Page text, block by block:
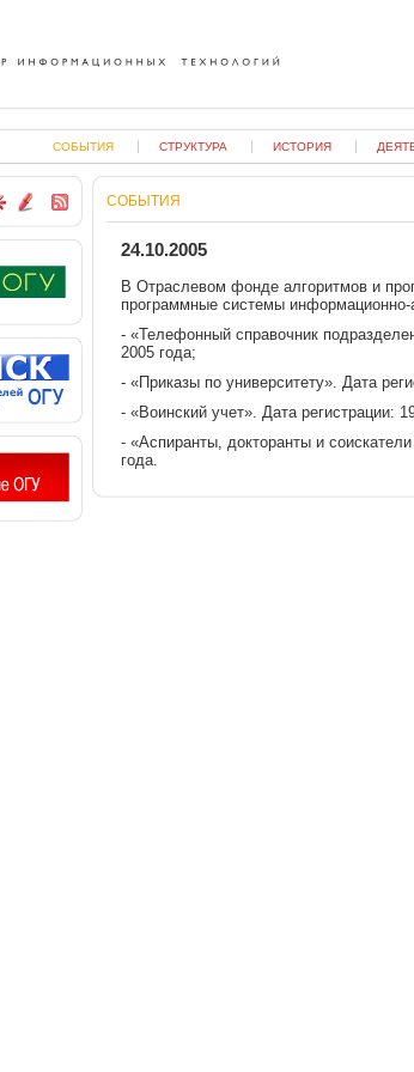
технологий
СОБЫТИЯ СТРУКТУРА ИСТОРИЯ
Пишите
нам
RSS СОБЫТИЯ
24.10.2005
В Отраслевом фонде алгоритмов и
программные системы
- «Телефонный справочник
2005 года;
- «Приказы по университету». Дата
- «Воинский учет». Дата регистрации:
- «Аспиранты, докторанты и
года.